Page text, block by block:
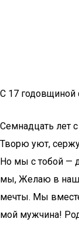
С 17
Семнадцать лет
Творю уют,
Но мы с тобой —
мы, Желаю в
мечты. Мы
мой мужчина!